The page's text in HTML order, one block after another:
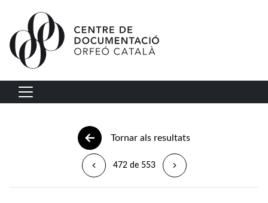
Vés al contingut
Navegació principal
Tornar als resultats
472 de 553